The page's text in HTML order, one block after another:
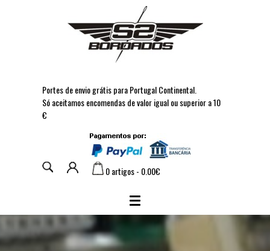
Portes de envio grátis para Portugal Continental.
Só aceitamos encomendas de valor igual ou superior a 10
€
0 artigos - 0.00€